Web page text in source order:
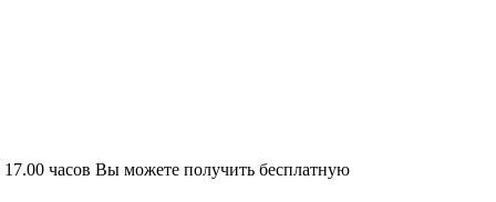
часов Вы можете получить бесплатную